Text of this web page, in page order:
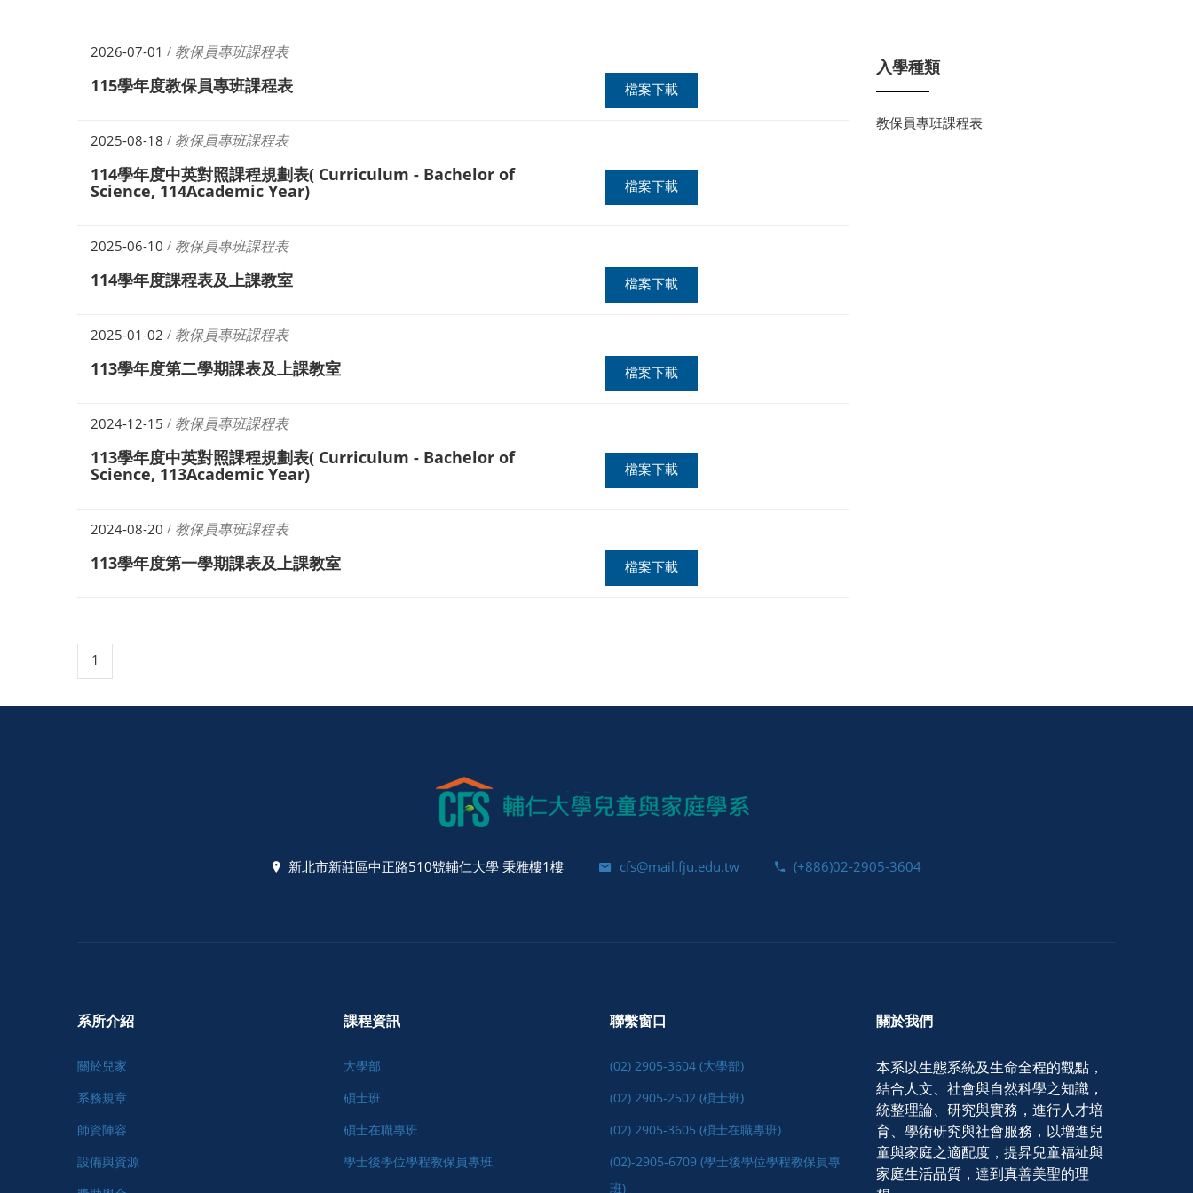
2026-07-01 / 教保員專班課程表
115學年度教保員專班課程表 檔案下載
2025-08-18 / 教保員專班課程表
114學年度中英對照課程規劃表( Curriculum - Bachelor of
Science, 114Academic Year) 檔案下載
2025-06-10 / 教保員專班課程表
114學年度課程表及上課教室 檔案下載
2025-01-02 / 教保員專班課程表
113學年度第二學期課表及上課教室 檔案下載
2024-12-15 / 教保員專班課程表
113學年度中英對照課程規劃表( Curriculum - Bachelor of
Science, 113Academic Year) 檔案下載
2024-08-20 / 教保員專班課程表
113學年度第一學期課表及上課教室 檔案下載
1
入學種類
教保員專班課程表
新北市新莊區中正路510號輔仁大學 秉雅樓1樓 cfs@mail.fju.edu.tw (+886)02-2905-3604
系所介紹
關於兒家
系務規章
師資陣容
設備與資源
課程資訊
大學部
碩士班
碩士在職專班
學士後學位學程教保員專班
聯繫窗口
(02) 2905-3604 (大學部)
(02) 2905-2502 (碩士班)
(02) 2905-3605 (碩士在職專班)
(02)-2905-6709 (學士後學位學程教保員專
班)
關於我們
本系以生態系統及生命全程的觀點，
結合人文、社會與自然科學之知識，
統整理論、研究與實務，進行人才培
育、學術研究與社會服務，以增進兒
童與家庭之適配度，提昇兒童福祉與
家庭生活品質，達到真善美聖的理